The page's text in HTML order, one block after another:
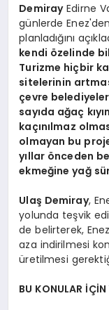
DemirayEdirne
günlerde
planladığını
kendi özelinde
Turizme hiçbir
sitelerinin
çevre
sayıda ağaç
kaçınılmaz
olmayan bu
yıllar önceden
ekmeğine yağ
Ulaş Demiray,
yolunda teşvik
de belirterek,
aza indirilmesi
üretilmesi
BU KONULAR